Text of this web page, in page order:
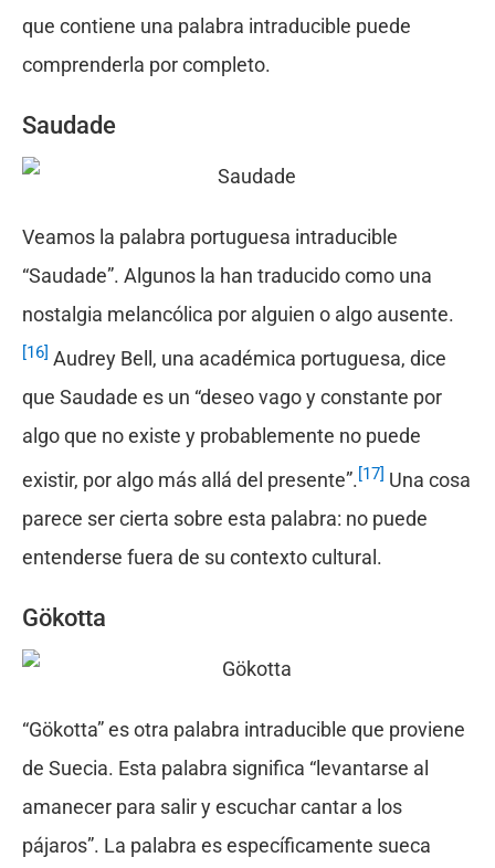
que contiene una palabra intraducible puede
comprenderla por completo.
Saudade
Veamos la palabra portuguesa intraducible
“Saudade”. Algunos la han traducido como una
nostalgia melancólica por alguien o algo ausente.
[16] Audrey Bell, una académica portuguesa, dice
que Saudade es un “deseo vago y constante por
algo que no existe y probablemente no puede
existir, por algo más allá del presente”.[17] Una cosa
parece ser cierta sobre esta palabra: no puede
entenderse fuera de su contexto cultural.
Gökotta
“Gökotta” es otra palabra intraducible que proviene
de Suecia. Esta palabra significa “levantarse al
amanecer para salir y escuchar cantar a los
pájaros”. La palabra es específicamente sueca